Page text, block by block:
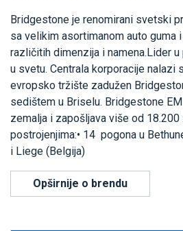
Bridgestone je renomirani svetski
sa velikim asortimanom auto guma
različitih dimenzija i namena.Lider
u svetu. Centrala korporacije nalazi
evropsko tržište zadužen
sedištem u Briselu. Bridgestone
zemalja i zapošljava više od
postrojenjima:• 14 pogona u
i Liege (Belgija)
Opširnije o brendu